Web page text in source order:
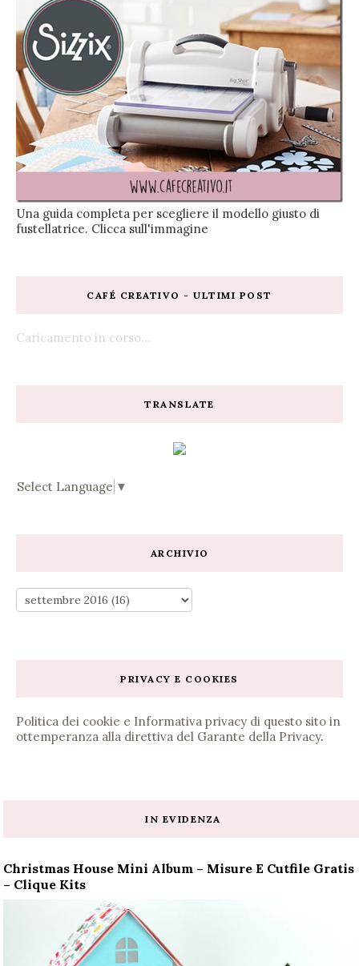
Una guida completa per scegliere il modello giusto di
fustellatrice. Clicca sull'immagine
CAFÉ CREATIVO - ULTIMI POST
Caricamento in corso...
TRANSLATE
Select Language ▼
ARCHIVIO
PRIVACY E COOKIES
Politica dei cookie e Informativa privacy di questo sito in
ottemperanza alla direttiva del Garante della Privacy.
IN EVIDENZA
Christmas House Mini Album – Misure E Cutfile Gratis
– Clique Kits